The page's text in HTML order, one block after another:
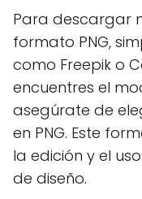
Para descargar
formato PNG,
como Freepik o
encuentres el
asegúrate de
en PNG. Este
la edición y el
de diseño.